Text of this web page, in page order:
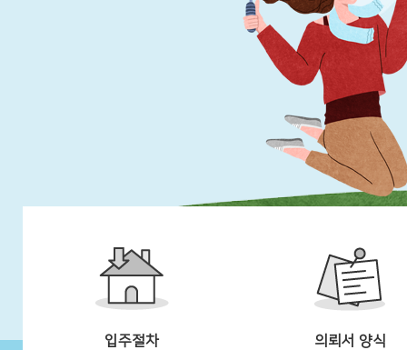
입주절차 의뢰서 양식